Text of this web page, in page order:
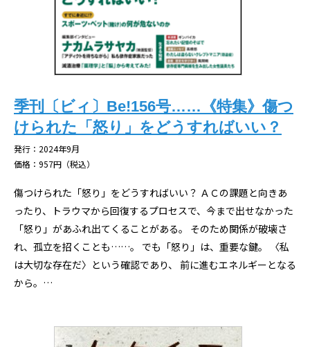
季刊〔ビィ〕Be!156号……《特集》傷つ
けられた「怒り」をどうすればいい？
発行：2024年9月
価格：957円（税込）
傷つけられた「怒り」をどうすればいい？ ＡＣの課題と向きあ
ったり、トラウマから回復するプロセスで、今まで出せなかった
「怒り」があふれ出てくることがある。 そのため関係が破壊さ
れ、孤立を招くことも……。 でも「怒り」は、重要な鍵。 〈私
は大切な存在だ〉という確認であり、 前に進むエネルギーとなる
から。…